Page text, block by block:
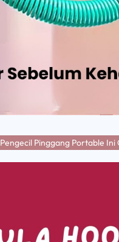
Pengecil Pinggang Portable